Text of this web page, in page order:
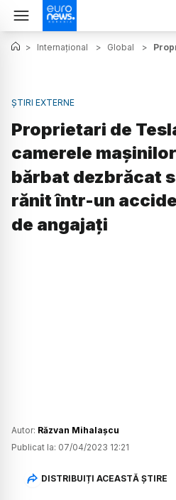
> Internațional > Global >
ȘTIRI EXTERNE
Proprietari de
camerele
bărbat dezbrăcat
rănit într-un
de angajați
Autor: Răzvan Mihalașcu
Publicat la: 07/04/2023 12:21
DISTRIBUIȚI ACEASTĂ ȘTIRE